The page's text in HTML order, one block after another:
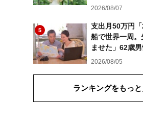
2026/08/07
5
支出月50万円
船で世界一周
ませた」62歳
2026/08/05
ランキングをもっ